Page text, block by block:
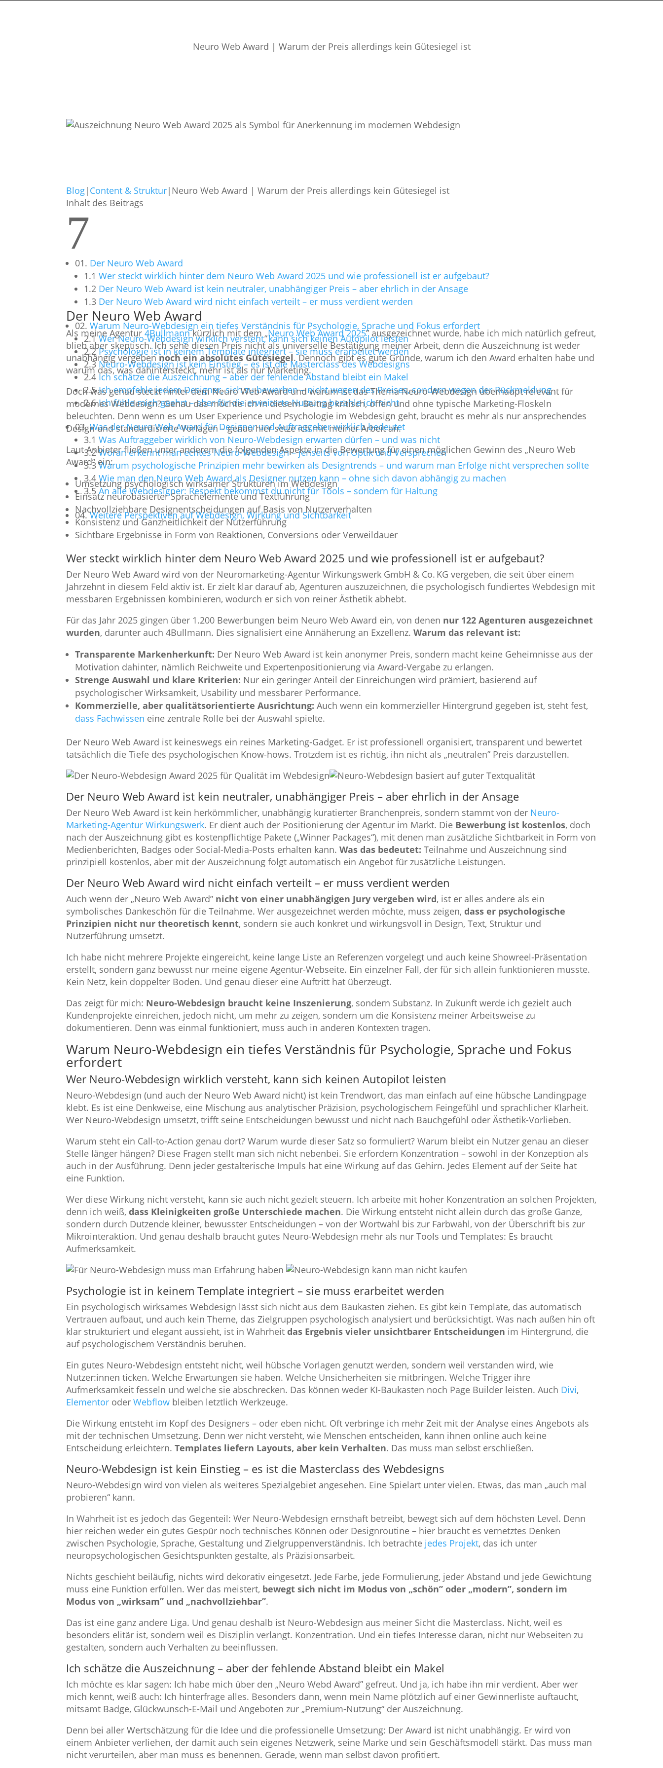
Neuro Web Award | Warum der Preis allerdings kein Gütesiegel ist
Blog| Content & Struktur| Neuro Web Award | Warum der Preis allerdings kein Gütesiegel ist
Inhalt des Beitrags
7
01. Der Neuro Web Award
1.1 Wer steckt wirklich hinter dem Neuro Web Award 2025 und wie professionell ist er aufgebaut?
1.2 Der Neuro Web Award ist kein neutraler, unabhängiger Preis – aber ehrlich in der Ansage
1.3 Der Neuro Web Award wird nicht einfach verteilt – er muss verdient werden
02. Warum Neuro-Webdesign ein tiefes Verständnis für Psychologie, Sprache und Fokus erfordert
2.1 Wer Neuro-Webdesign wirklich versteht, kann sich keinen Autopilot leisten
2.2 Psychologie ist in keinem Template integriert – sie muss erarbeitet werden
2.3 Neuro-Webdesign ist kein Einstieg – es ist die Masterclass des Webdesigns
2.4 Ich schätze die Auszeichnung – aber der fehlende Abstand bleibt ein Makel
2.5 Ich empfehle jedem Designer, sich zu bewerben – nicht wegen des Preises, sondern wegen der Rückmeldung
2.6 Ich fühle mich geehrt – aber für die erweiterte Nutzung bezahle ich nicht
03. Was der Neuro Web Award für Designer und Auftraggeber wirklich bedeutet
3.1 Was Auftraggeber wirklich von Neuro-Webdesign erwarten dürfen – und was nicht
3.2 Woran erkennt man echtes Neuro-Webdesign – jenseits von Optik und Versprechen
3.3 Warum psychologische Prinzipien mehr bewirken als Designtrends – und warum man Erfolge nicht versprechen sollte
3.4 Wie man den Neuro Web Award als Designer nutzen kann – ohne sich davon abhängig zu machen
3.5 An alle Webdesigner: Respekt bekommst du nicht für Tools – sondern für Haltung
04. Weitere Perspektiven auf Webdesign, Wirkung und Sichtbarkeit
Der Neuro Web Award
Als meine Agentur4Bullmannkürzlich mit dem „Neuro Web Award 2025” ausgezeichnet wurde, habe ich mich natürlich gefreut,
blieb aber skeptisch. Ich sehe diesen Preis nicht als universelle Bestätigung meiner Arbeit, denn die Auszeichnung ist weder
unabhängig vergebennoch ein absolutes Gütesiegel. Dennoch gibt es gute Gründe, warum ich den Award erhalten habe und
warum das, was dahintersteckt, mehr ist als nur Marketing.
Doch was genau steckt hinter dem Neuro Web Award und warum ist das Thema Neuro-Webdesign überhaupt relevant für
modernes Webdesign? Genau das möchte ich in diesem Beitrag kritisch, offen und ohne typische Marketing-Floskeln
beleuchten. Denn wenn es um User Experience und Psychologie im Webdesign geht, braucht es mehr als nur ansprechendes
Design und standardisierte Vorlagen – genau hier setze ich mit meiner Arbeit an.
Laut Anbieter fließen unter anderem die folgenden Aspekte in die Bewertung für einen möglichen Gewinn des „Neuro Web
Award” ein:
Umsetzung psychologisch wirksamer Strukturen im Webdesign
Einsatz neurobasierter Sprachelemente und Textführung
Nachvollziehbare Designentscheidungen auf Basis von Nutzerverhalten
Konsistenz und Ganzheitlichkeit der Nutzerführung
Sichtbare Ergebnisse in Form von Reaktionen, Conversions oder Verweildauer
Wer steckt wirklich hinter dem Neuro Web Award 2025 und wie professionell ist er aufgebaut?
Der Neuro Web Award wird von der Neuromarketing-Agentur Wirkungswerk GmbH & Co. KG vergeben, die seit über einem
Jahrzehnt in diesem Feld aktiv ist. Er zielt klar darauf ab, Agenturen auszuzeichnen, die psychologisch fundiertes Webdesign mit
messbaren Ergebnissen kombinieren, wodurch er sich von reiner Ästhetik abhebt.
Für das Jahr 2025 gingen über 1.200 Bewerbungen beim Neuro Web Award ein, von denen nur 122 Agenturen ausgezeichnet
wurden, darunter auch 4Bullmann. Dies signalisiert eine Annäherung an Exzellenz.Warum das relevant ist:
Transparente Markenherkunft: Der Neuro Web Award ist kein anonymer Preis, sondern macht keine Geheimnisse aus der
Motivation dahinter, nämlich Reichweite und Expertenpositionierung via Award-Vergabe zu erlangen.
Strenge Auswahl und klare Kriterien: Nur ein geringer Anteil der Einreichungen wird prämiert, basierend auf
psychologischer Wirksamkeit, Usability und messbarer Performance.
Kommerzielle, aber qualitätsorientierte Ausrichtung: Auch wenn ein kommerzieller Hintergrund gegeben ist, steht fest,
dass Fachwissen eine zentrale Rolle bei der Auswahl spielte.
Der Neuro Web Award ist keineswegs ein reines Marketing-Gadget. Er ist professionell organisiert, transparent und bewertet
tatsächlich die Tiefe des psychologischen Know-hows. Trotzdem ist es richtig, ihn nicht als „neutralen” Preis darzustellen.
Der Neuro Web Award ist kein neutraler, unabhängiger Preis – aber ehrlich in der Ansage
Der Neuro Web Award ist kein herkömmlicher, unabhängig kuratierter Branchenpreis, sondern stammt von der Neuro-
Marketing-Agentur Wirkungswerk. Er dient auch der Positionierung der Agentur im Markt. Die Bewerbung ist kostenlos, doch
nach der Auszeichnung gibt es kostenpflichtige Pakete („Winner Packages“), mit denen man zusätzliche Sichtbarkeit in Form von
Medienberichten, Badges oder Social-Media-Posts erhalten kann.Was das bedeutet: Teilnahme und Auszeichnung sind
prinzipiell kostenlos, aber mit der Auszeichnung folgt automatisch ein Angebot für zusätzliche Leistungen.
Der Neuro Web Award wird nicht einfach verteilt – er muss verdient werden
Auch wenn der „Neuro Web Award” nicht von einer unabhängigen Jury vergeben wird, ist er alles andere als ein
symbolisches Dankeschön für die Teilnahme. Wer ausgezeichnet werden möchte, muss zeigen,dass er psychologische
Prinzipien nicht nur theoretisch kennt, sondern sie auch konkret und wirkungsvoll in Design, Text, Struktur und
Nutzerführung umsetzt.
Ich habe nicht mehrere Projekte eingereicht, keine lange Liste an Referenzen vorgelegt und auch keine Showreel-Präsentation
erstellt, sondern ganz bewusst nur meine eigene Agentur-Webseite. Ein einzelner Fall, der für sich allein funktionieren musste.
Kein Netz, kein doppelter Boden. Und genau dieser eine Auftritt hat überzeugt.
Das zeigt für mich: Neuro-Webdesign braucht keine Inszenierung, sondern Substanz. In Zukunft werde ich gezielt auch
Kundenprojekte einreichen, jedoch nicht, um mehr zu zeigen, sondern um die Konsistenz meiner Arbeitsweise zu
dokumentieren. Denn was einmal funktioniert, muss auch in anderen Kontexten tragen.
Warum Neuro-Webdesign ein tiefes Verständnis für Psychologie, Sprache und Fokus
erfordert
Wer Neuro-Webdesign wirklich versteht, kann sich keinen Autopilot leisten
Neuro-Webdesign (und auch der Neuro Web Award nicht) ist kein Trendwort, das man einfach auf eine hübsche Landingpage
klebt. Es ist eine Denkweise, eine Mischung aus analytischer Präzision, psychologischem Feingefühl und sprachlicher Klarheit.
Wer Neuro-Webdesign umsetzt, trifft seine Entscheidungen bewusst und nicht nach Bauchgefühl oder Ästhetik-Vorlieben.
Warum steht ein Call-to-Action genau dort? Warum wurde dieser Satz so formuliert? Warum bleibt ein Nutzer genau an dieser
Stelle länger hängen? Diese Fragen stellt man sich nicht nebenbei. Sie erfordern Konzentration – sowohl in der Konzeption als
auch in der Ausführung. Denn jeder gestalterische Impuls hat eine Wirkung auf das Gehirn. Jedes Element auf der Seite hat
eine Funktion.
Wer diese Wirkung nicht versteht, kann sie auch nicht gezielt steuern. Ich arbeite mit hoher Konzentration an solchen Projekten,
denn ich weiß,dass Kleinigkeiten große Unterschiede machen. Die Wirkung entsteht nicht allein durch das große Ganze,
sondern durch Dutzende kleiner, bewusster Entscheidungen – von der Wortwahl bis zur Farbwahl, von der Überschrift bis zur
Mikrointeraktion. Und genau deshalb braucht gutes Neuro-Webdesign mehr als nur Tools und Templates: Es braucht
Aufmerksamkeit.
Psychologie ist in keinem Template integriert – sie muss erarbeitet werden
Ein psychologisch wirksames Webdesign lässt sich nicht aus dem Baukasten ziehen. Es gibt kein Template, das automatisch
Vertrauen aufbaut, und auch kein Theme, das Zielgruppen psychologisch analysiert und berücksichtigt. Was nach außen hin oft
klar strukturiert und elegant aussieht, ist in Wahrheitdas Ergebnis vieler unsichtbarer Entscheidungen im Hintergrund, die
auf psychologischem Verständnis beruhen.
Ein gutes Neuro-Webdesign entsteht nicht, weil hübsche Vorlagen genutzt werden, sondern weil verstanden wird, wie
Nutzer:innen ticken. Welche Erwartungen sie haben. Welche Unsicherheiten sie mitbringen. Welche Trigger ihre
Aufmerksamkeit fesseln und welche sie abschrecken. Das können weder KI-Baukasten noch Page Builder leisten. Auch Divi,
Elementor oderWebflow bleiben letztlich Werkzeuge.
Die Wirkung entsteht im Kopf des Designers – oder eben nicht. Oft verbringe ich mehr Zeit mit der Analyse eines Angebots als
mit der technischen Umsetzung. Denn wer nicht versteht, wie Menschen entscheiden, kann ihnen online auch keine
Entscheidung erleichtern.Templates liefern Layouts, aber kein Verhalten. Das muss man selbst erschließen.
Neuro-Webdesign ist kein Einstieg – es ist die Masterclass des Webdesigns
Neuro-Webdesign wird von vielen als weiteres Spezialgebiet angesehen. Eine Spielart unter vielen. Etwas, das man „auch mal
probieren“ kann.
In Wahrheit ist es jedoch das Gegenteil: Wer Neuro-Webdesign ernsthaft betreibt, bewegt sich auf dem höchsten Level. Denn
hier reichen weder ein gutes Gespür noch technisches Können oder Designroutine – hier braucht es vernetztes Denken
zwischen Psychologie, Sprache, Gestaltung und Zielgruppenverständnis. Ich betrachte jedes Projekt, das ich unter
neuropsychologischen Gesichtspunkten gestalte, als Präzisionsarbeit.
Nichts geschieht beiläufig, nichts wird dekorativ eingesetzt. Jede Farbe, jede Formulierung, jeder Abstand und jede Gewichtung
muss eine Funktion erfüllen. Wer das meistert, bewegt sich nicht im Modus von „schön” oder „modern”, sondern im
Modus von „wirksam” und „nachvollziehbar”.
Das ist eine ganz andere Liga. Und genau deshalb ist Neuro-Webdesign aus meiner Sicht die Masterclass. Nicht, weil es
besonders elitär ist, sondern weil es Disziplin verlangt. Konzentration. Und ein tiefes Interesse daran, nicht nur Webseiten zu
gestalten, sondern auch Verhalten zu beeinflussen.
Ich schätze die Auszeichnung – aber der fehlende Abstand bleibt ein Makel
Ich möchte es klar sagen: Ich habe mich über den „Neuro Webd Award” gefreut. Und ja, ich habe ihn mir verdient. Aber wer
mich kennt, weiß auch: Ich hinterfrage alles. Besonders dann, wenn mein Name plötzlich auf einer Gewinnerliste auftaucht,
mitsamt Badge, Glückwunsch-E-Mail und Angeboten zur „Premium-Nutzung“ der Auszeichnung.
Denn bei aller Wertschätzung für die Idee und die professionelle Umsetzung: Der Award ist nicht unabhängig. Er wird von
einem Anbieter verliehen, der damit auch sein eigenes Netzwerk, seine Marke und sein Geschäftsmodell stärkt. Das muss man
nicht verurteilen, aber man muss es benennen. Gerade, wenn man selbst davon profitiert.